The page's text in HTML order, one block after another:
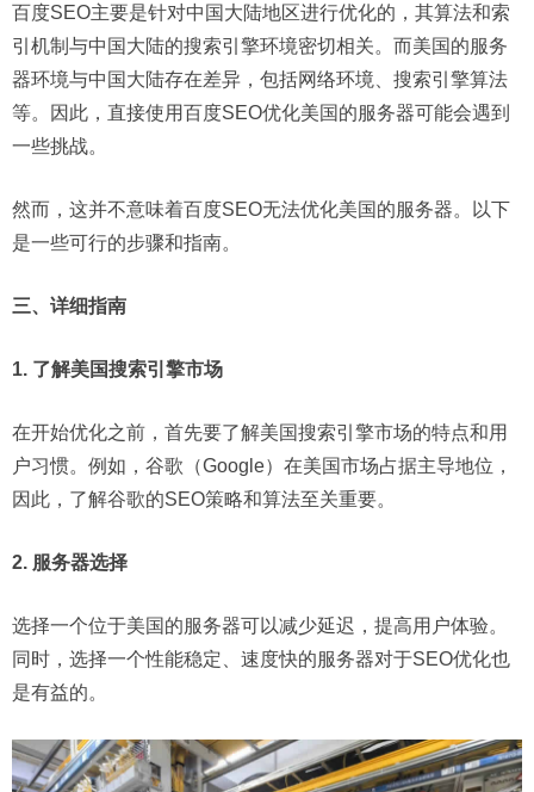
百度SEO主要是针对中国大陆地区进行优化的，其算法和索
引机制与中国大陆的搜索引擎环境密切相关。而美国的服务
器环境与中国大陆存在差异，包括网络环境、搜索引擎算法
等。因此，直接使用百度SEO优化美国的服务器可能会遇到
一些挑战。
然而，这并不意味着百度SEO无法优化美国的服务器。以下
是一些可行的步骤和指南。
三、详细指南
1. 了解美国搜索引擎市场
在开始优化之前，首先要了解美国搜索引擎市场的特点和用
户习惯。例如，谷歌（Google）在美国市场占据主导地位，
因此，了解谷歌的SEO策略和算法至关重要。
2. 服务器选择
选择一个位于美国的服务器可以减少延迟，提高用户体验。
同时，选择一个性能稳定、速度快的服务器对于SEO优化也
是有益的。